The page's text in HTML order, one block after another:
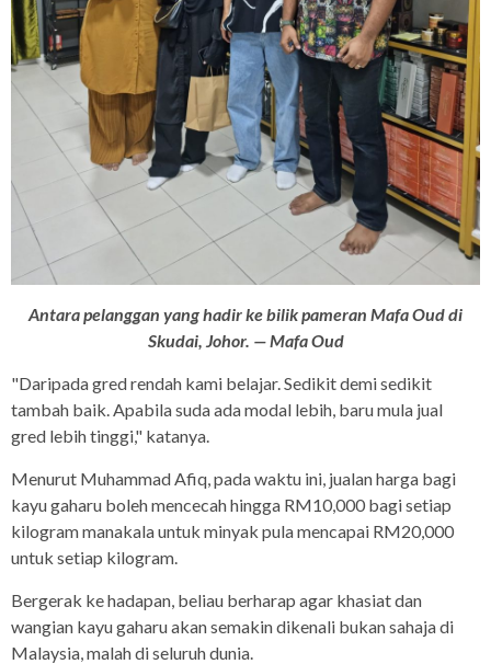
Antara pelanggan yang hadir ke bilik pameran Mafa Oud di
Skudai, Johor. — Mafa Oud
"Daripada gred rendah kami belajar. Sedikit demi sedikit
tambah baik. Apabila suda ada modal lebih, baru mula jual
gred lebih tinggi," katanya.
Menurut Muhammad Afiq, pada waktu ini, jualan harga bagi
kayu gaharu boleh mencecah hingga RM10,000 bagi setiap
kilogram manakala untuk minyak pula mencapai RM20,000
untuk setiap kilogram.
Bergerak ke hadapan, beliau berharap agar khasiat dan
wangian kayu gaharu akan semakin dikenali bukan sahaja di
Malaysia, malah di seluruh dunia.